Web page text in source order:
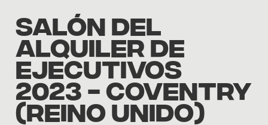
SALÓN DEL
ALQUILER DE
EJECUTIVOS
2023 - COVENTRY
(REINO UNIDO)